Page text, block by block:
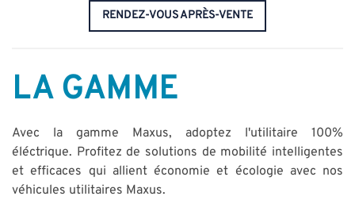
RENDEZ-VOUS APRÈS-VENTE
LA GAMME
Avec la gamme Maxus, adoptez l'utilitaire 100%
éléctrique. Profitez de solutions de mobilité intelligentes
et efficaces qui allient économie et écologie avec nos
véhicules utilitaires Maxus.